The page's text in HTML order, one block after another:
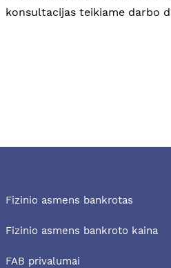
konsultacijas teikiame darbo
Fizinio asmens bankrotas
Fizinio asmens bankroto kaina
FAB privalumai